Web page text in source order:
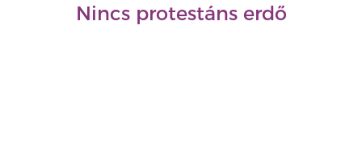
Nincs protestáns erdő